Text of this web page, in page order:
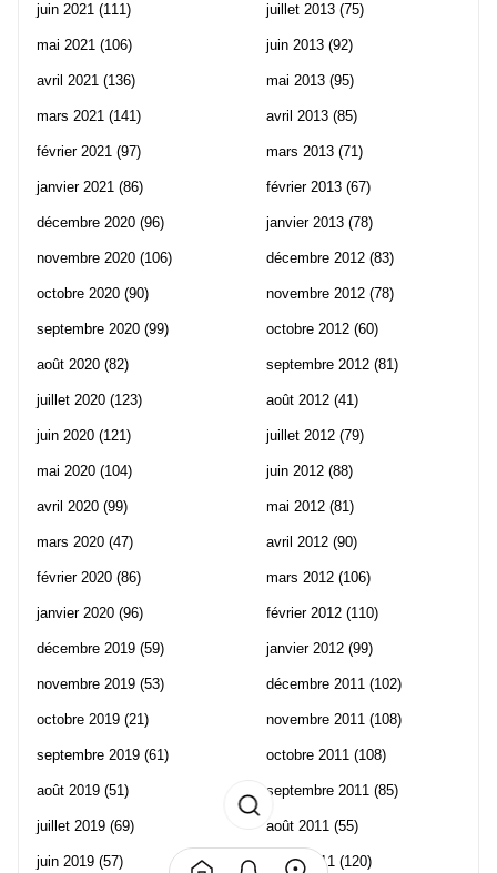
juin 2021 (111)
mai 2021 (106)
avril 2021 (136)
mars 2021 (141)
février 2021 (97)
janvier 2021 (86)
décembre 2020 (96)
novembre 2020 (106)
octobre 2020 (90)
septembre 2020 (99)
août 2020 (82)
juillet 2020 (123)
juin 2020 (121)
mai 2020 (104)
avril 2020 (99)
mars 2020 (47)
février 2020 (86)
janvier 2020 (96)
décembre 2019 (59)
novembre 2019 (53)
octobre 2019 (21)
septembre 2019 (61)
août 2019 (51)
juillet 2019 (69)
juin 2019 (57)
juillet 2013 (75)
juin 2013 (92)
mai 2013 (95)
avril 2013 (85)
mars 2013 (71)
février 2013 (67)
janvier 2013 (78)
décembre 2012 (83)
novembre 2012 (78)
octobre 2012 (60)
septembre 2012 (81)
août 2012 (41)
juillet 2012 (79)
juin 2012 (88)
mai 2012 (81)
avril 2012 (90)
mars 2012 (106)
février 2012 (110)
janvier 2012 (99)
décembre 2011 (102)
novembre 2011 (108)
octobre 2011 (108)
septembre 2011 (85)
août 2011 (55)
juillet 2011 (120)